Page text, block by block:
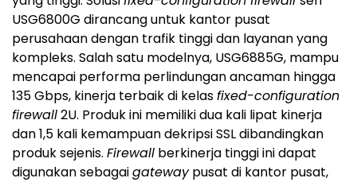
USG6800G dirancang untuk kantor pusat
perusahaan dengan trafik tinggi dan layanan yang
kompleks. Salah satu modelnya, USG6885G, mampu
mencapai performa perlindungan ancaman hingga
135 Gbps, kinerja terbaik di kelasfixed-configuration
firewall2U. Produk ini memiliki dua kali lipat kinerja
dan 1,5 kali kemampuan dekripsi SSL dibandingkan
produk sejenis. Firewall berkinerja tinggi ini dapat
digunakan sebagaigatewaypusat di kantor pusat,